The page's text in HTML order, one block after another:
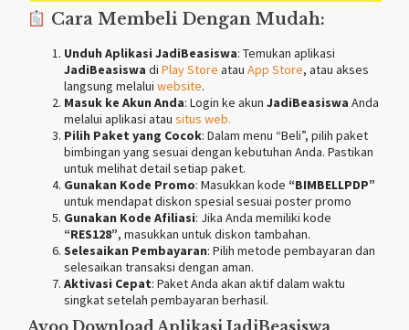
Cara Membeli Dengan Mudah:
Unduh Aplikasi JadiBeasiswa: Temukan aplikasi
JadiBeasiswa di Play Store atau App Store, atau akses
langsung melalui website.
Masuk ke Akun Anda: Login ke akun JadiBeasiswa Anda
melalui aplikasi atau situs web.
Pilih Paket yang Cocok: Dalam menu “Beli”, pilih paket
bimbingan yang sesuai dengan kebutuhan Anda. Pastikan
untuk melihat detail setiap paket.
Gunakan Kode Promo: Masukkan kode “BIMBELLPDP”
untuk mendapat diskon spesial sesuai poster promo
Gunakan Kode Afiliasi: Jika Anda memiliki kode
“RES128”, masukkan untuk diskon tambahan.
Selesaikan Pembayaran: Pilih metode pembayaran dan
selesaikan transaksi dengan aman.
Aktivasi Cepat: Paket Anda akan aktif dalam waktu
singkat setelah pembayaran berhasil.
Ayoo Download Aplikasi JadiBeasiswa